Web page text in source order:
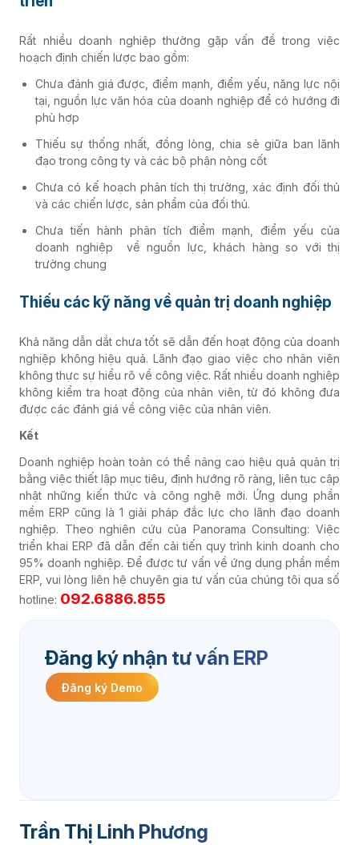
Rất nhiều doanh nghiệp thường gặp vấn đề trong việc
hoạch định chiến lược bao gồm:
Chưa đánh giá được, điểm mạnh, điểm yếu, năng lực nội
tại, nguồn lực văn hóa của doanh nghiệp để có hướng đi
phù hợp
Thiếu sự thống nhất, đồng lòng, chia sẻ giữa ban lãnh
đạo trong công ty và các bộ phận nòng cốt
Chưa có kế hoạch phân tích thị trường, xác định đối thủ
và các chiến lược, sản phẩm của đối thủ.
Chưa tiến hành phân tích điểm mạnh, điểm yếu của
doanh nghiệp về nguồn lực, khách hàng so với thị
trường chung
Thiếu các kỹ năng về quản trị doanh nghiệp
Khả năng dẫn dắt chưa tốt sẽ dẫn đến hoạt động của doanh
nghiệp không hiệu quả. Lãnh đạo giao việc cho nhân viên
không thực sự hiểu rõ về công việc. Rất nhiều doanh nghiệp
không kiểm tra hoạt động của nhân viên, từ đó không đưa
được các đánh giá về công việc của nhân viên.
Kết
Doanh nghiệp hoàn toàn có thể nâng cao hiệu quả quản trị
bằng việc thiết lập mục tiêu, định hướng rõ ràng, liên tục cập
nhật những kiến thức và công nghệ mới. Ứng dụng phần
mềm ERP cũng là 1 giải pháp đắc lực cho lãnh đạo doanh
nghiệp. Theo nghiên cứu của Panorama Consulting: Việc
triển khai ERP đã dẫn đến cải tiến quy trình kinh doanh cho
95% doanh nghiệp. Để được tư vấn về ứng dụng phần mềm
ERP, vui lòng liên hệ chuyên gia tư vấn của chúng tôi qua số
hotline: 092.6886.855
Đăng ký nhận tư vấn ERP
Đăng ký Demo
Trần Thị Linh Phương